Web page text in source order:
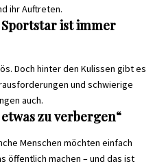
ihr Auftreten.
ist immer
Doch hinter den Kulissen gibt es
und schwierige
auch.
zu verbergen“
Menschen möchten einfach
öffentlich machen – und das ist